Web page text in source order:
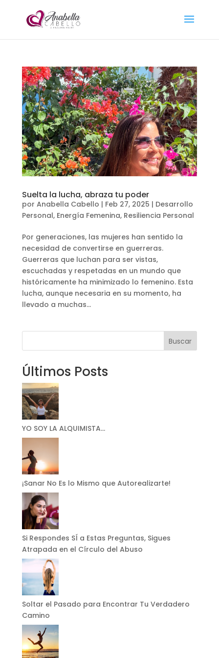
Suelta la lucha, abraza tu poder
por Anabella Cabello | Feb 27, 2025 | Desarrollo
Personal, Energía Femenina, Resiliencia Personal
Por generaciones, las mujeres han sentido la
necesidad de convertirse en guerreras.
Guerreras que luchan para ser vistas,
escuchadas y respetadas en un mundo que
históricamente ha minimizado lo femenino. Esta
lucha, aunque necesaria en su momento, ha
llevado a muchas...
Buscar
Últimos Posts
YO SOY LA ALQUIMISTA…
¡Sanar No Es lo Mismo que Autorealizarte!
Si Respondes SÍ a Estas Preguntas, Sigues
Atrapada en el Círculo del Abuso
Soltar el Pasado para Encontrar Tu Verdadero
Camino